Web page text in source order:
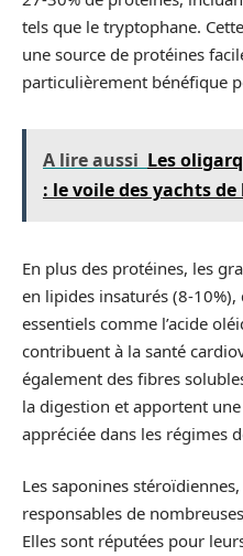
tels que le tryptophane.
une source de protéines
particulièrement bénéfique
A lire aussi Les
: le voile des yachts
En plus des protéines, les
en lipides insaturés (8-10%),
essentiels comme l’acide
contribuent à la santé
également des fibres
la digestion et apportent
appréciée dans les régimes
Les saponines
responsables de
Elles sont réputées pour